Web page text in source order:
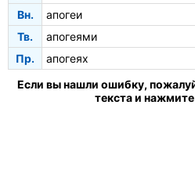
Вн.
апогеи
Тв.
апогеями
Пр.
апогеях
Если вы нашли ошибку,
текста и